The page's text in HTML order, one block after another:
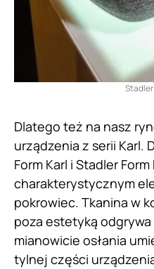
Stadler
Dlatego też na nasz
urządzenia z serii Karl.
Form Karl i Stadler
charakterystycznym
pokrowiec. Tkanina w
poza estetyką
mianowicie osłania
tylnej części